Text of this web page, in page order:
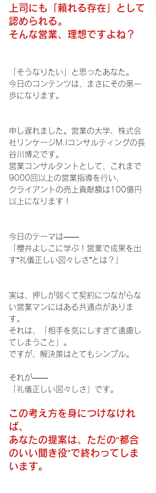
上司にも「頼れる存在」として
認められる。
そんな営業、理想ですよね？
「そうなりたい」と思ったあなた。
今日のコンテンツは、まさにその第一
歩になります。
申し遅れました。営業の大学、株式会
社リンケージM.Iコンサルティングの長
谷川博之です。
営業コンサルタントとして、これまで
9000回以上の営業指導を行い、
クライアントの売上貢献額は100億円
以上になります！
今日のテーマは――
「櫻井よしこに学ぶ！営業で成果を出
す“礼儀正しい図々しさ”とは？」
実は、押しが弱くて契約につながらな
い営業マンにはある共通点がありま
す。
それは、「相手を気にしすぎて遠慮し
てしまうこと」。
ですが、解決策はとてもシンプル。
それが――
「礼儀正しい図々しさ」です。
この考え方を身につけなけれ
ば、
あなたの提案は、ただの“都合
のいい聞き役”で終わってしま
います。